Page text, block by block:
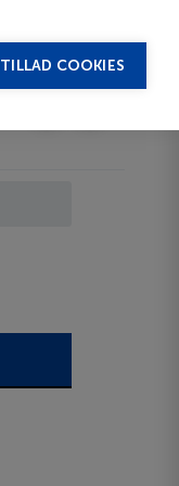
TILLAD COOKIES